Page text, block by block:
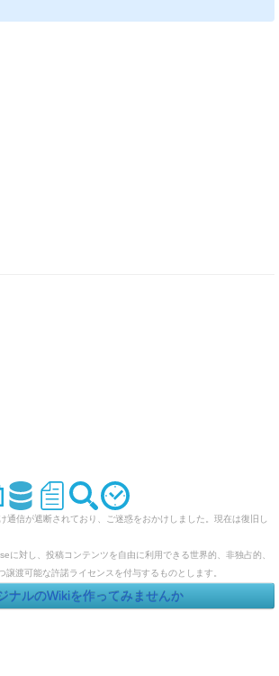
信が遮断されており、ご迷惑をおかけしました。現在は復旧し
に対し、投稿コンテンツを自由に利用できる世界的、非独占的、
譲渡可能な許諾ライセンスを付与するものとします。
ナルのWikiを作ってみませんか